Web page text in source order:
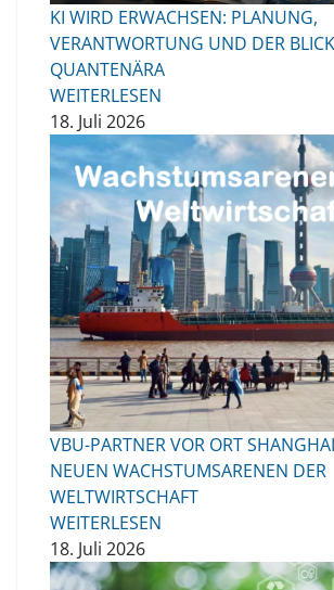
KI WIRD ERWACHSEN: PLANUNG,
VERANTWORTUNG UND DER
QUANTENÄRA
WEITERLESEN
18. Juli 2026
VBU-PARTNER VOR ORT
NEUEN WACHSTUMSARENEN DER
WELTWIRTSCHAFT
WEITERLESEN
18. Juli 2026